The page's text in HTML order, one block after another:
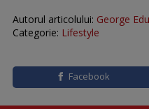
Autorul articolului: George
Categorie: Lifestyle
Facebook